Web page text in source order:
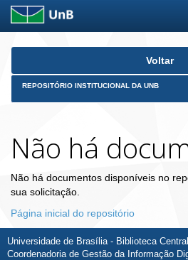
Skip
Voltar
REPOSITÓRIO INSTITUCIONAL DA UNB
Não há
Não há documentos disponíveis no
sua solicitação.
Página inicial do repositório
Universidade de Brasília - Biblioteca Central
Coordenadoria de Gestão da Informação